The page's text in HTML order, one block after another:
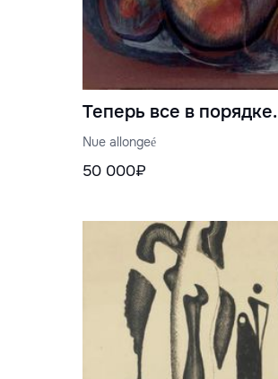
Теперь все в порядке.
Nue allongeé
50 000₽